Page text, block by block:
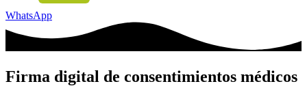
WhatsApp
Firma digital de consentimientos médicos